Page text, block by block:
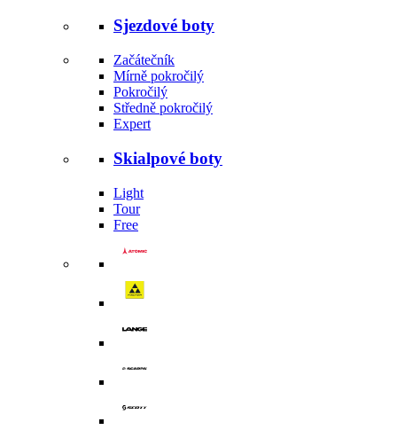
Sjezdové boty
Začátečník
Mírně pokročilý
Pokročilý
Středně pokročilý
Expert
Skialpové boty
Light
Tour
Free